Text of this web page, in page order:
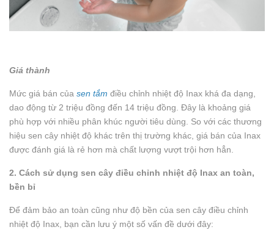
Giá thành
Mức giá bán của sen tắm điều chỉnh nhiệt độ Inax khá đa dạng,
dao động từ 2 triệu đồng đến 14 triệu đồng. Đây là khoảng giá
phù hợp với nhiều phân khúc người tiêu dùng. So với các thương
hiệu sen cây nhiệt độ khác trên thị trường khác, giá bán của Inax
được đánh giá là rẻ hơn mà chất lượng vượt trội hơn hẳn.
2. Cách sử dụng sen cây điều chỉnh nhiệt độ Inax an toàn,
bền bỉ
Để đảm bảo an toàn cũng như độ bền của sen cây điều chỉnh
nhiệt độ Inax, bạn cần lưu ý một số vấn đề dưới đây: